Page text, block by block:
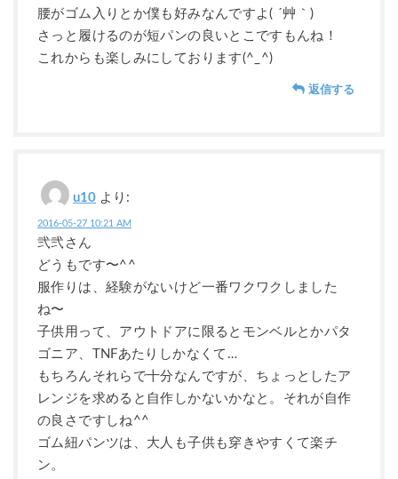
腰がゴム入りとか僕も好みなんですよ( ´艸｀)
さっと履けるのが短パンの良いとこですもんね！
これからも楽しみにしております(^_^)ゞ
返信する
u10 より:
2016-05-27 10:21 AM
弐弐さん
どうもです〜^^
服作りは、経験がないけど一番ワクワクしました
ね〜
子供用って、アウトドアに限るとモンベルとかパタ
ゴニア、TNFあたりしかなくて…
もちろんそれらで十分なんですが、ちょっとしたア
レンジを求めると自作しかないかなと。それが自作
の良さですしね^^
ゴム紐パンツは、大人も子供も穿きやすくて楽チ
ン。